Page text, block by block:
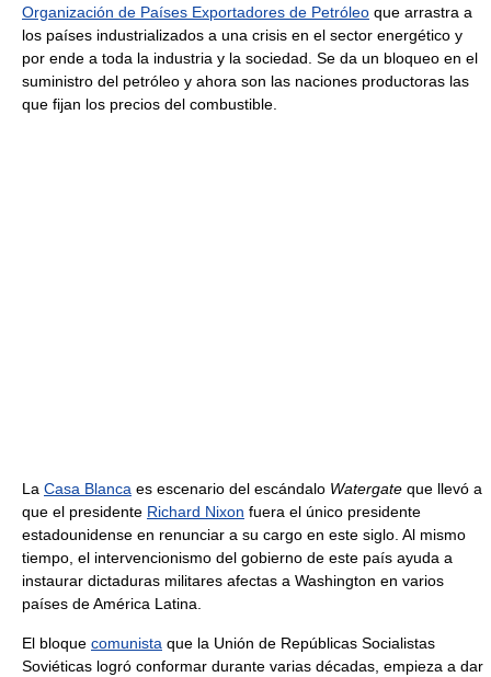
Organización de Países Exportadores de Petróleo que arrastra a
los países industrializados a una crisis en el sector energético y
por ende a toda la industria y la sociedad. Se da un bloqueo en el
suministro del petróleo y ahora son las naciones productoras las
que fijan los precios del combustible.
La Casa Blanca es escenario del escándalo Watergate que llevó a
que el presidente Richard Nixon fuera el único presidente
estadounidense en renunciar a su cargo en este siglo. Al mismo
tiempo, el intervencionismo del gobierno de este país ayuda a
instaurar dictaduras militares afectas a Washington en varios
países de América Latina.
El bloque comunista que la Unión de Repúblicas Socialistas
Soviéticas logró conformar durante varias décadas, empieza a dar